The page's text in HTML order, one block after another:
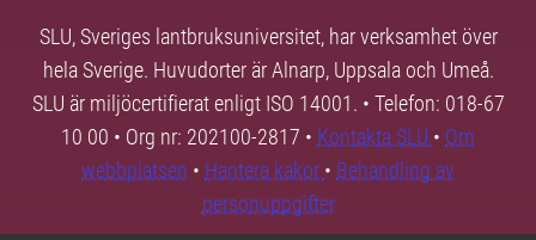
SLU, Sveriges lantbruksuniversitet, har verksamhet över
hela Sverige. Huvudorter är Alnarp, Uppsala och Umeå.
SLU är miljöcertifierat enligt ISO 14001. • Telefon: 018-67
10 00 • Org nr: 202100-2817 • Kontakta SLU • Om
webbplatsen • Hantera kakor • Behandling av
personuppgifter